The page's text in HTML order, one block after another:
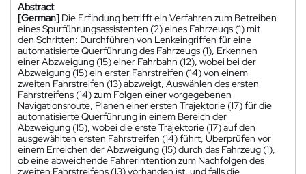
Abstract
[German] Die Erfindung betrifft ein Verfahren zum Betreiben
eines Spurführungsassistenten (2) eines Fahrzeugs (1) mit
den Schritten: Durchführen von Lenkeingriffen für eine
automatisierte Querführung des Fahrzeugs (1), Erkennen
einer Abzweigung (15) einer Fahrbahn (12), wobei bei der
Abzweigung (15) ein erster Fahrstreifen (14) von einem
zweiten Fahrstreifen (13) abzweigt, Auswählen des ersten
Fahrstreifens (14) zum Folgen einer vorgegebenen
Navigationsroute, Planen einer ersten Trajektorie (17) für die
automatisierte Querführung in einem Bereich der
Abzweigung (15), wobei die erste Trajektorie (17) auf den
ausgewählten ersten Fahrstreifen (14) führt, Überprüfen vor
einem Erreichen der Abzweigung (15) durch das Fahrzeug (1),
ob eine abweichende Fahrerintention zum Nachfolgen des